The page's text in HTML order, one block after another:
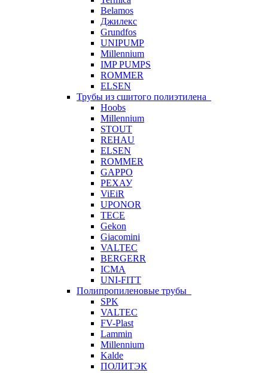
Belamos
Джилекс
Grundfos
UNIPUMP
Millennium
IMP PUMPS
ROMMER
ELSEN
Трубы из сшитого полиэтилена
Hoobs
Millennium
STOUT
REHAU
ELSEN
ROMMER
GAPPO
РЕХАУ
ViEiR
UPONOR
TECE
Gekon
Giacomini
VALTEC
BERGERR
ICMA
UNI-FITT
Полипропиленовые трубы
SPK
VALTEC
FV-Plast
Lammin
Millennium
Kalde
ПОЛИТЭК